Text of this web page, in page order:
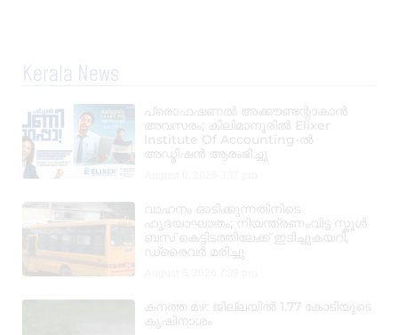
Kerala News
പ്രൊഫഷണൽ അക്കൗണ്ടന്റാകാൻ
അവസരം; കിലിമാനൂരിൽ Elixer
Institute Of Accounting-ൽ
അഡ്മിഷൻ ആരംഭിച്ചു
വാഹനം ഓടിക്കുന്നതിനിടെ
ഹൃദയാഘാതം; നിയന്ത്രണംവിട്ട സ്കൂൾ
ബസ് കെട്ടിടത്തിലേക്ക് ഇടിച്ചുകയറി,
ഡ്രൈവർ മരിച്ചു
കനത്ത മഴ: ജില്ലയിൽ 1.77 കോടിയുടെ
കൃഷിനാശം